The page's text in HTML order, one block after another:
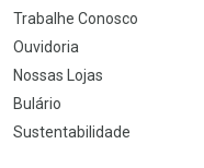
Trabalhe Conosco
Ouvidoria
Nossas Lojas
Bulário
Sustentabilidade